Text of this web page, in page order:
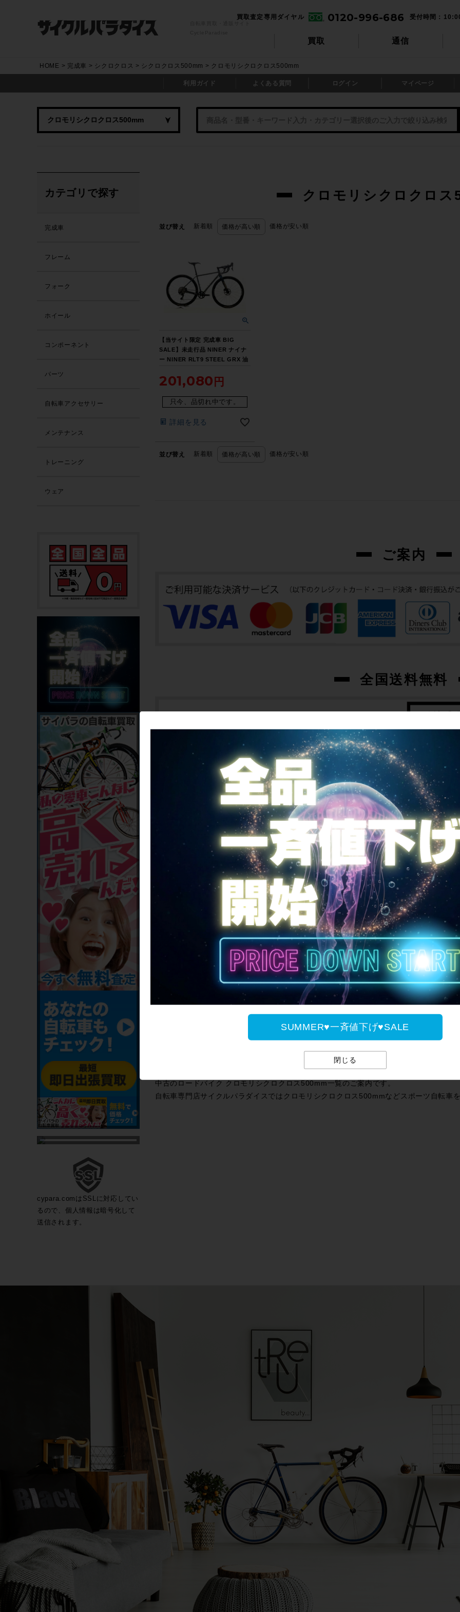
買取 通信
買取査定専用ダイヤル 0120-996-686 受付時間：
SUMMER♥一斉値下げ♥SALE
閉じる
HOME 完成車 シクロクロス シクロクロス500mm クロモリシクロクロス500mm
利用ガイド よくある質問 ログイン マイページ
クロモリシクロクロス
並び替え 新着順 価格が高い順 価格が安い順
【当サイト限定 完成車 BIG
SALE】未走行品 NINER ナイナ
ー NINER RLT9 STEEL GRX 油
リロードバイク 47サイズ グレー
☆【期間限定 6/26 午前10時迄】
201,080
只今、品切れ中です。
詳細を見る
並び替え 新着順 価格が高い順 価格が安い順
ご案内
全国送料無料
SUMMER♥一斉値下
サイパラのお買取サ
中古のロードバイク クロモリシクロクロス500mm一覧のご案内です。
自転車専門店サイクルパラダイスではクロモリシクロクロス500mmなどスポーツ自転車
カテゴリで探す
完成車
フレーム
フォーク
ホイール
コンポーネント
パーツ
自転車アクセサリー
メンテナンス
トレーニング
ウェア
cypara.comはSSLに対応してい
るので、個人情報は暗号化して
送信されます。